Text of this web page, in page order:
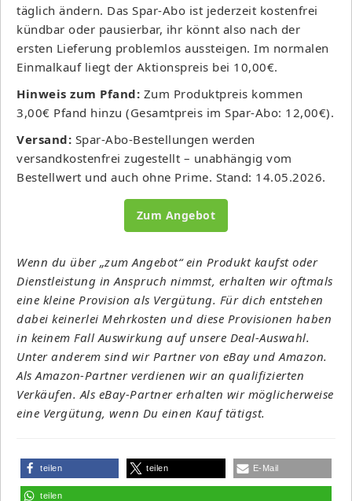
täglich ändern. Das Spar-Abo ist jederzeit kostenfrei
kündbar oder pausierbar, ihr könnt also nach der
ersten Lieferung problemlos aussteigen. Im normalen
Einmalkauf liegt der Aktionspreis bei 10,00€.
Hinweis zum Pfand: Zum Produktpreis kommen
3,00€ Pfand hinzu (Gesamtpreis im Spar-Abo: 12,00€).
Versand: Spar-Abo-Bestellungen werden
versandkostenfrei zugestellt – unabhängig vom
Bestellwert und auch ohne Prime. Stand: 14.05.2026.
Zum Angebot
Wenn du über „zum Angebot“ ein Produkt kaufst oder
Dienstleistung in Anspruch nimmst, erhalten wir oftmals
eine kleine Provision als Vergütung. Für dich entstehen
dabei keinerlei Mehrkosten und diese Provisionen haben
in keinem Fall Auswirkung auf unsere Deal-Auswahl.
Unter anderem sind wir Partner von eBay und Amazon.
Als Amazon-Partner verdienen wir an qualifizierten
Verkäufen. Als eBay-Partner erhalten wir möglicherweise
eine Vergütung, wenn Du einen Kauf tätigst.
teilen teilen E-Mail
teilen